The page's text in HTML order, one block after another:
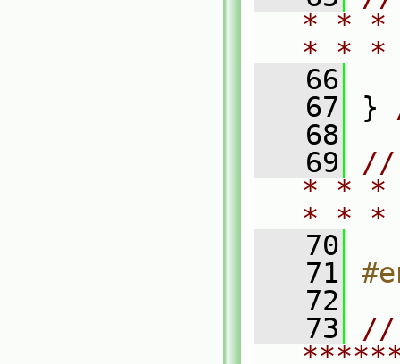
* * *
* *
   66
   67
}
   68
   69
//
* * *
* *
   70
   71
   72
   73
//